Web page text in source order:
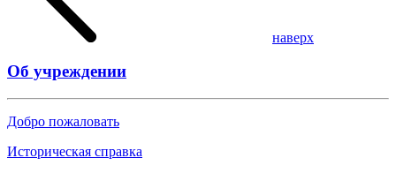
наверх
Об учреждении
Добро пожаловать
Историческая справка